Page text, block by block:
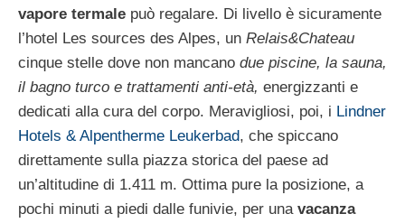
vapore termale può regalare. Di livello è sicuramente
l’hotel Les sources des Alpes, un Relais&Chateau
cinque stelle dove non mancano due piscine, la sauna,
il bagno turco e trattamenti anti-età, energizzanti e
dedicati alla cura del corpo. Meravigliosi, poi, i Lindner
Hotels & Alpentherme Leukerbad, che spiccano
direttamente sulla piazza storica del paese ad
un’altitudine di 1.411 m. Ottima pure la posizione, a
pochi minuti a piedi dalle funivie, per una vacanza